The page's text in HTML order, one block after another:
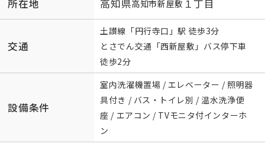
所在地 高知県高知市新屋敷 １丁目
交通
土讃線 「円行寺口 」駅 徒歩3分
とさでん交通「西新屋敷」バス停下車
徒歩2分
設備条件
室内洗濯機置場 / エレベーター / 照明器
具付き / バス・トイレ別 / 温水洗浄便
座 / エアコン / TVモニタ付インターホ
ン